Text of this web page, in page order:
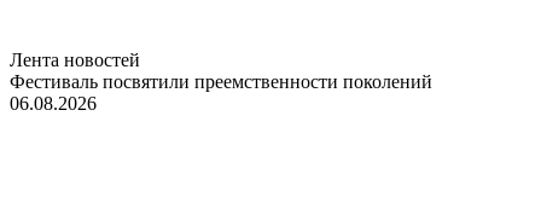
Лента новостей
Фестиваль посвятили преемственности поколений
06.08.2026